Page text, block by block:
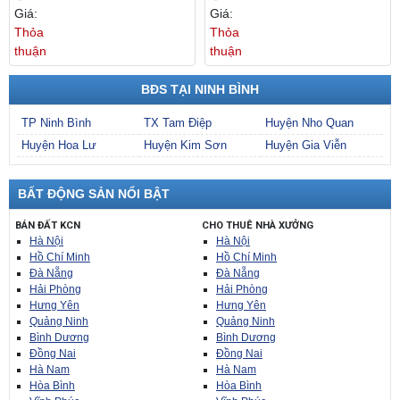
Giá:
Thỏa
thuận
Tỉnh
Ninh
Bình
Giá:
Thỏa
thuận
BĐS TẠI NINH BÌNH
TP Ninh Bình TX Tam Điệp
Huyện Nho Quan
Huyện Hoa Lư
Huyện Kim Sơn Huyện Gia Viễn
BẤT ĐỘNG SẢN NỔI BẬT
BÁN ĐẤT KCN
Hà Nội
Hồ Chí Minh
Đà Nẵng
Hải Phòng
Hưng Yên
Quảng Ninh
Bình Dương
Đồng Nai
Hà Nam
Hòa Bình
CHO THUÊ NHÀ XƯỞNG
Hà Nội
Hồ Chí Minh
Đà Nẵng
Hải Phòng
Hưng Yên
Quảng Ninh
Bình Dương
Đồng Nai
Hà Nam
Hòa Bình